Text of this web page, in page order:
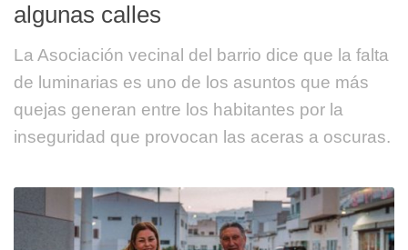
algunas calles
La Asociación vecinal del barrio dice que la falta
de luminarias es uno de los asuntos que más
quejas generan entre los habitantes por la
inseguridad que provocan las aceras a oscuras.